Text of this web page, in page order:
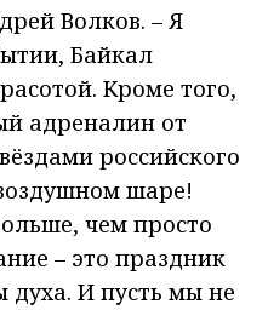
Волков. – Я
Байкал
Кроме того,
адреналин от
российского
шаре!
чем просто
– это праздник
И пусть мы не